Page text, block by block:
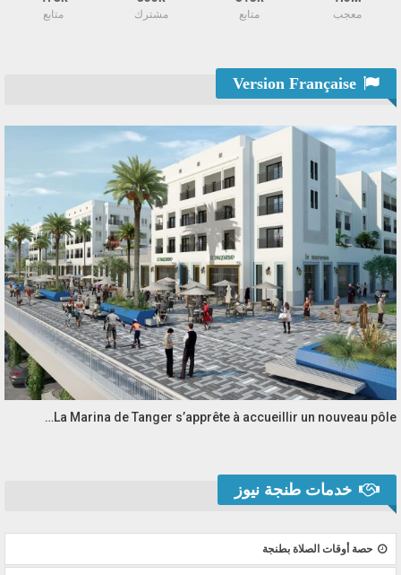
معجب متابع مشترك متابع
La Marina de Tanger s’apprête à accueillir un nouveau pôle…
خدمات طنجة نيوز
حصة أوقات الصلاة بطنجة